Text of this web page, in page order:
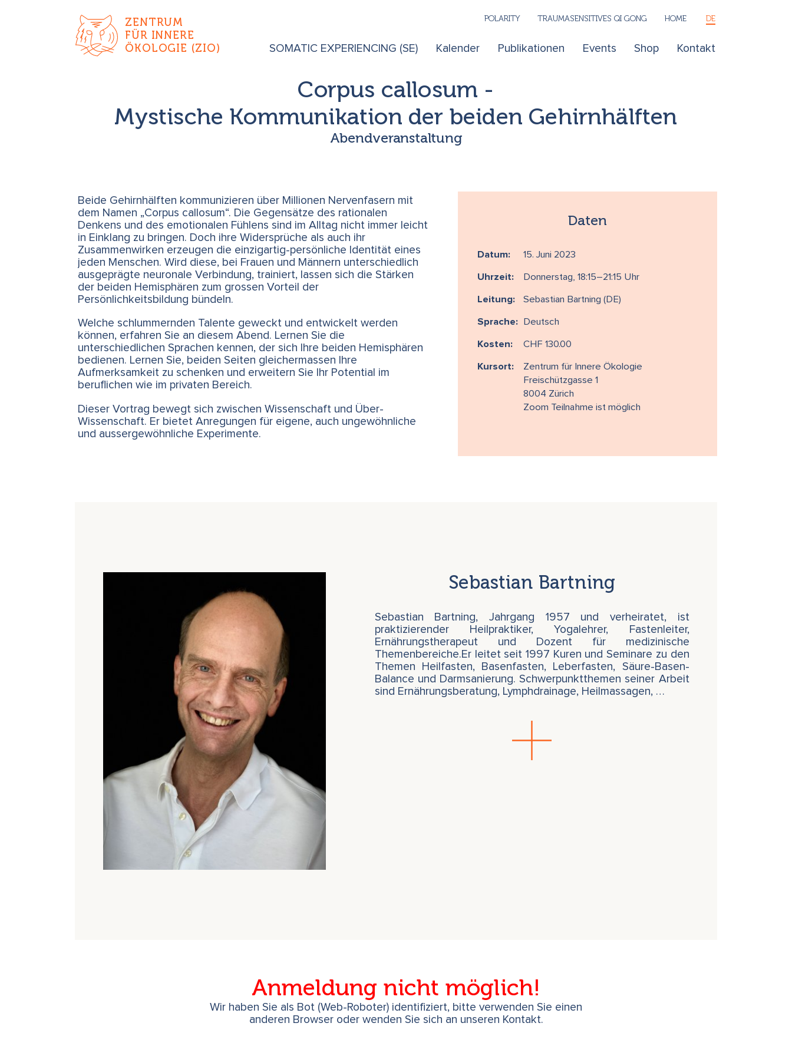
ZENTRUM
FÜR INNERE
ÖKOLOGIE (ZIO)
SOMATIC EXPERIENCING (SE) Kalender Publikationen Events Shop Kontakt
POLARITY TRAUMASENSITIVES QI GONG HOME DE
Corpus callosum -
Mystische Kommunikation der beiden Gehirnhälften
Abendveranstaltung
Daten
Datum: 15. Juni 2023
Uhrzeit: Donnerstag, 18:15–21:15 Uhr
Leitung: Sebastian Bartning (DE)
Sprache: Deutsch
Kosten: CHF 130.00
Kursort:
Zentrum für Innere Ökologie
Freischützgasse 1
8004 Zürich
Zoom Teilnahme ist möglich
Beide Gehirnhälften kommunizieren über Millionen Nervenfasern mit
dem Namen „Corpus callosum“. Die Gegensätze des rationalen
Denkens und des emotionalen Fühlens sind im Alltag nicht immer leicht
in Einklang zu bringen. Doch ihre Widersprüche als auch ihr
Zusammenwirken erzeugen die einzigartig-persönliche Identität eines
jeden Menschen. Wird diese, bei Frauen und Männern unterschiedlich
ausgeprägte neuronale Verbindung, trainiert, lassen sich die Stärken
der beiden Hemisphären zum grossen Vorteil der
Persönlichkeitsbildung bündeln.
Welche schlummernden Talente geweckt und entwickelt werden
können, erfahren Sie an diesem Abend. Lernen Sie die
unterschiedlichen Sprachen kennen, der sich Ihre beiden Hemisphären
bedienen. Lernen Sie, beiden Seiten gleichermassen Ihre
Aufmerksamkeit zu schenken und erweitern Sie Ihr Potential im
beruflichen wie im privaten Bereich.
Dieser Vortrag bewegt sich zwischen Wissenschaft und Über-
Wissenschaft. Er bietet Anregungen für eigene, auch ungewöhnliche
und aussergewöhnliche Experimente.
Sebastian Bartning
Sebastian Bartning, Jahrgang 1957 und verheiratet, ist
praktizierender Heilpraktiker, Yogalehrer, Fastenleiter,
Ernährungstherapeut und Dozent für medizinische
Themenbereiche.Er leitet seit 1997 Kuren und Seminare zu den
Themen Heilfasten, Basenfasten, Leberfasten, Säure-Basen-
Balance und Darmsanierung. Schwerpunktthemen seiner Arbeit
sind Ernährungsberatung, Lymphdrainage, Heilmassagen, …
Anmeldung nicht möglich!
Wir haben Sie als Bot (Web-Roboter) identifiziert, bitte verwenden Sie einen
anderen Browser oder wenden Sie sich an unseren Kontakt.